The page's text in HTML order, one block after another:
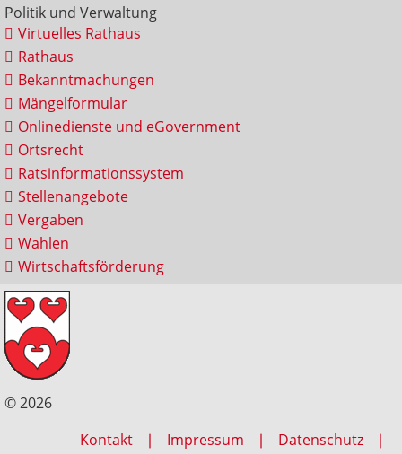
Politik und Verwaltung
Virtuelles Rathaus
Rathaus
Bekanntmachungen
Mängelformular
Onlinedienste und eGovernment
Ortsrecht
Ratsinformationssystem
Stellenangebote
Vergaben
Wahlen
Wirtschaftsförderung
© 2026
Kontakt
Impressum Datenschutz